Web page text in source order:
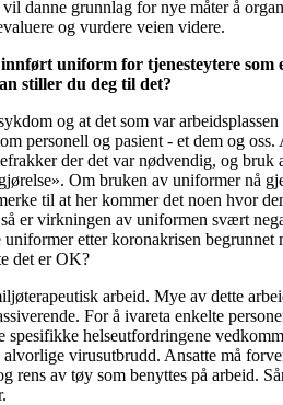
grunnlag for nye måter å
og vurdere veien videre.
uniform for tjenesteytere
stiller du deg til det?
og at det som var
personell og pasient - et dem og
der det var nødvendig, og bruk
Om bruken av uniformer nå
til at her kommer det noen hvor
er virkningen av uniformen svært
etter koronakrisen
det er OK?
arbeid. Mye av dette
For å ivareta enkelte
helseutfordringene
virusutbrudd. Ansatte må
av tøy som benyttes på arbeid.